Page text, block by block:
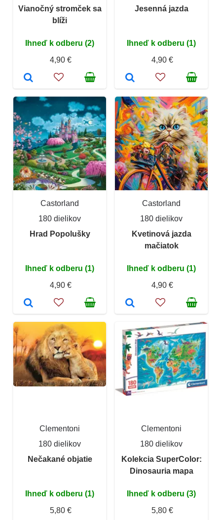
Vianočný stromček sa
blíži
Ihneď k odberu (2)
4,90 €
Jesenná jazda
Ihneď k odberu (1)
4,90 €
Castorland
180 dielikov
Hrad Popolušky
Ihneď k odberu (1)
4,90 €
Castorland
180 dielikov
Kvetinová jazda
mačiatok
Ihneď k odberu (1)
4,90 €
Clementoni
180 dielikov
Nečakané objatie
Ihneď k odberu (1)
5,80 €
Clementoni
180 dielikov
Kolekcia SuperColor:
Dinosauria mapa
Ihneď k odberu (3)
5,80 €